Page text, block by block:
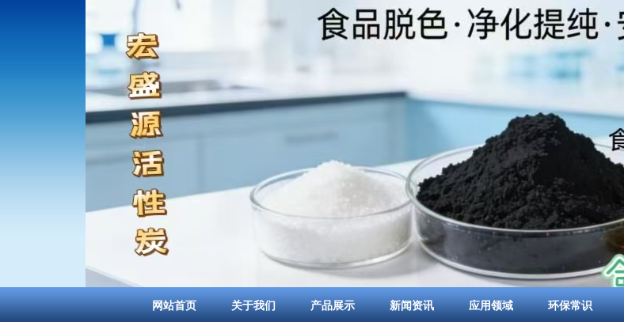
网站首页 关于我们 产品展示 新闻资讯 应用领域 环保常识